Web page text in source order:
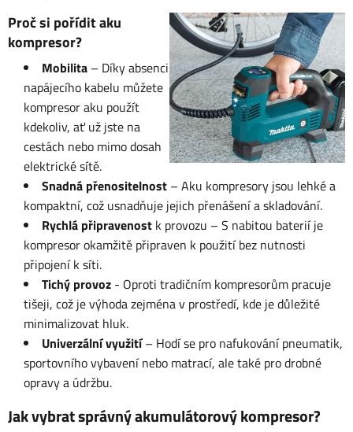
Proč si pořídit aku
kompresor?
Mobilita – Díky absenci
napájecího kabelu můžete
kompresor aku použít
kdekoliv, ať už jste na
cestách nebo mimo dosah
elektrické sítě.
Snadná přenositelnost – Aku kompresory jsou lehké a
kompaktní, což usnadňuje jejich přenášení a skladování.
Rychlá připravenost k provozu – S nabitou baterií je
kompresor okamžitě připraven k použití bez nutnosti
připojení k síti.
Tichý provoz - Oproti tradičním kompresorům pracuje
tišeji, což je výhoda zejména v prostředí, kde je důležité
minimalizovat hluk.
Univerzální využití– Hodí se pro nafukování pneumatik,
sportovního vybavení nebo matrací, ale také pro drobné
opravy a údržbu.
Jak vybrat správný akumulátorový kompresor?